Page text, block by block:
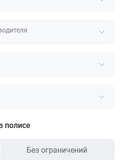
полисе
Без ограничений